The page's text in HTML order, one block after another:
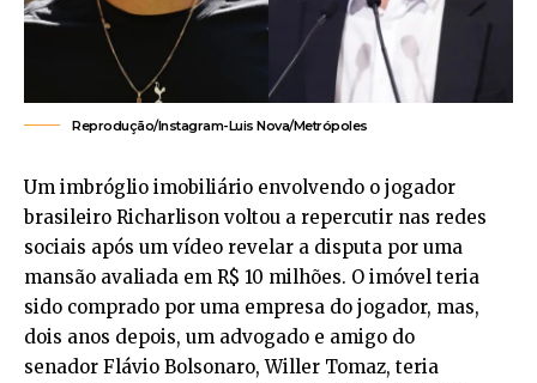
Reprodução/Instagram-Luis Nova/Metrópoles
Um imbróglio imobiliário envolvendo o jogador
brasileiro Richarlison voltou a repercutir nas redes
sociais após um vídeo revelar a disputa por uma
mansão avaliada em R$ 10 milhões. O imóvel teria
sido comprado por uma empresa do jogador, mas,
dois anos depois, um advogado e amigo do
senador Flávio Bolsonaro, Willer Tomaz, teria